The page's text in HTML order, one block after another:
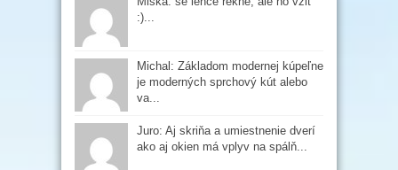
:)...
Michal: Základom modernej kúpeľne
je moderných sprchový kút alebo
va...
Juro: Aj skriňa a umiestnenie dverí
ako aj okien má vplyv na spálň...